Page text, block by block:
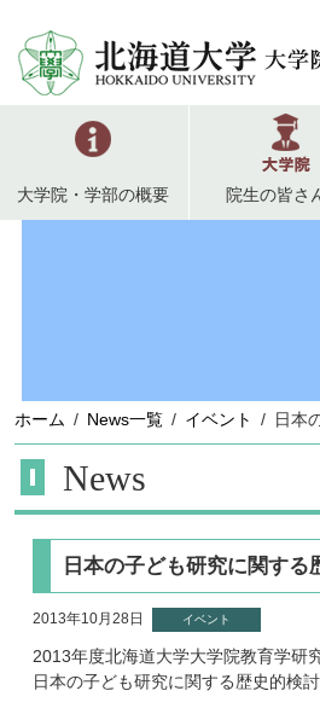
大学院・学部の概要 院生の皆さ
ホーム News一覧 イベント 日本
News
日本の子ども研究に関する
2013年10月28日 イベント
2013年度北海道大学大学院教育学研
日本の子ども研究に関する歴史的検討